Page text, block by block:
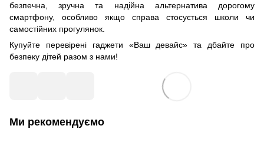
безпечна, зручна та надійна альтернатива дорогому
смартфону, особливо якщо справа стосується школи чи
самостійних прогулянок.
Купуйте перевірені гаджети «Ваш девайс» та дбайте про
безпеку дітей разом з нами!
Ми рекомендуємо